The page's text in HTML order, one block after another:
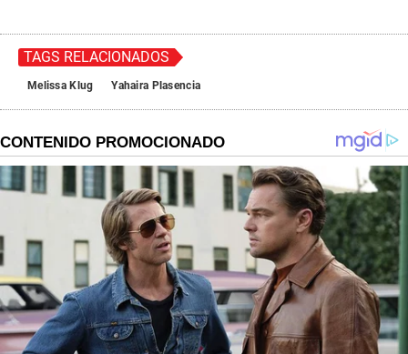
TAGS RELACIONADOS
Melissa Klug Yahaira Plasencia